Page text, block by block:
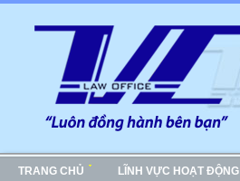
TRANG CHỦ LĨNH VỰC HOẠT ĐỘNG